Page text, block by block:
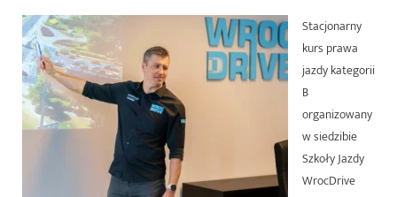
Stacjonarny
kurs prawa
jazdy kategorii
B
organizowany
w siedzibie
Szkoły Jazdy
WrocDrive